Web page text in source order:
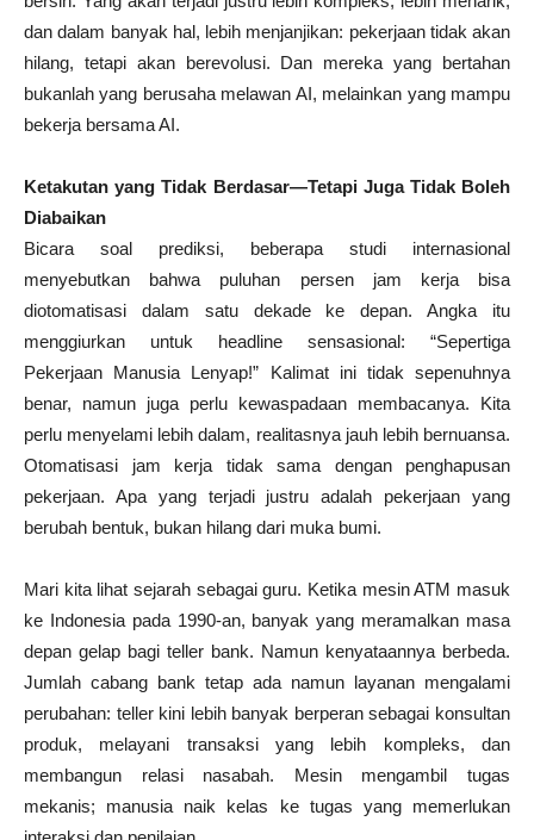
dan dalam banyak hal, lebih menjanjikan: pekerjaan tidak akan
hilang, tetapi akan berevolusi. Dan mereka yang bertahan
bukanlah yang berusaha melawan AI, melainkan yang mampu
bekerja bersama AI.
Ketakutan yang Tidak Berdasar—Tetapi Juga Tidak Boleh
Diabaikan
Bicara soal prediksi, beberapa studi internasional
menyebutkan bahwa puluhan persen jam kerja bisa
diotomatisasi dalam satu dekade ke depan. Angka itu
menggiurkan untuk headline sensasional: “Sepertiga
Pekerjaan Manusia Lenyap!” Kalimat ini tidak sepenuhnya
benar, namun juga perlu kewaspadaan membacanya. Kita
perlu menyelami lebih dalam, realitasnya jauh lebih bernuansa.
Otomatisasi jam kerja tidak sama dengan penghapusan
pekerjaan. Apa yang terjadi justru adalah pekerjaan yang
berubah bentuk, bukan hilang dari muka bumi.
Mari kita lihat sejarah sebagai guru. Ketika mesin ATM masuk
ke Indonesia pada 1990-an, banyak yang meramalkan masa
depan gelap bagi teller bank. Namun kenyataannya berbeda.
Jumlah cabang bank tetap ada namun layanan mengalami
perubahan: teller kini lebih banyak berperan sebagai konsultan
produk, melayani transaksi yang lebih kompleks, dan
membangun relasi nasabah. Mesin mengambil tugas
mekanis; manusia naik kelas ke tugas yang memerlukan